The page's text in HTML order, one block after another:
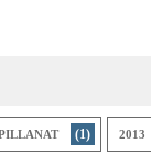
(1) 2013